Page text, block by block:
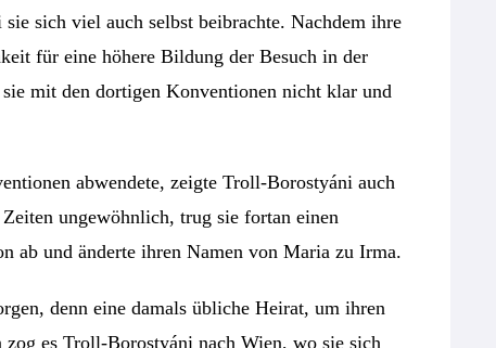
sich viel auch selbst beibrachte. Nachdem ihre
für eine höhere Bildung der Besuch in der
mit den dortigen Konventionen nicht klar und
abwendete, zeigte Troll-Borostyáni auch
ungewöhnlich, trug sie fortan einen
ab und änderte ihren Namen von Maria zu Irma.
denn eine damals übliche Heirat, um ihren
zog es Troll-Borostyáni nach Wien, wo sie sich